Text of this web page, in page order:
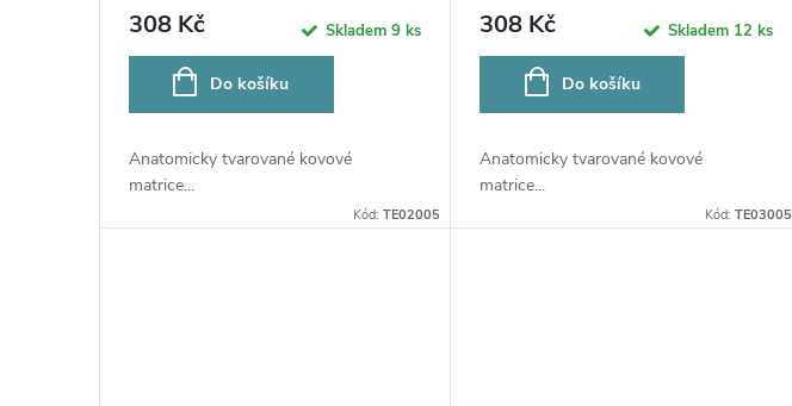
308 Kč Skladem9 ks
Do košíku
Anatomicky tvarované kovové
matrice...
Kód:TE02005
308 Kč Skladem 12 ks
Do košíku
Anatomicky tvarované kovové
matrice...
Kód: TE03005